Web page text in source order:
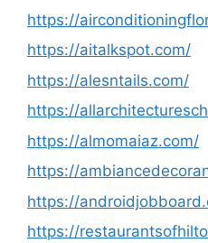
https://
https://aitalkspot.com/
https://alesntails.com/
https://
https://almomaiaz.com/
https://
https://
https://